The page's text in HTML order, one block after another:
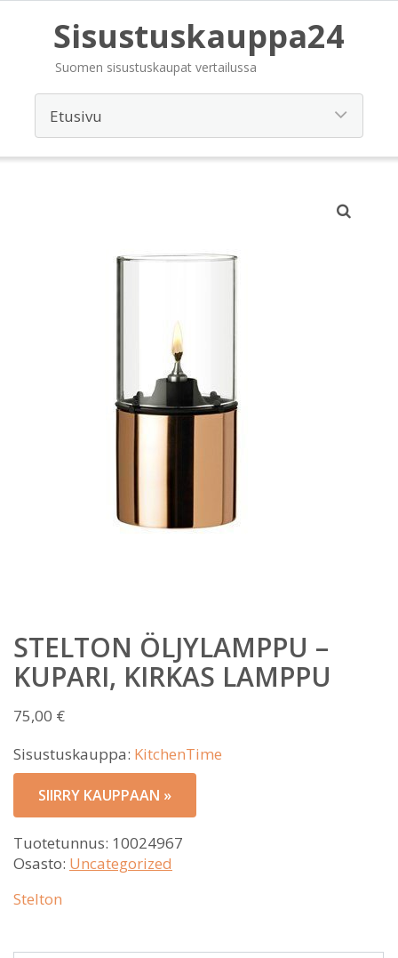
Sisustuskauppa24
Suomen sisustuskaupat vertailussa
STELTON ÖLJYLAMPPU –
KUPARI, KIRKAS LAMPPU
75,00 €
Sisustuskauppa: KitchenTime
SIIRRY KAUPPAAN »
Tuotetunnus: 10024967
Osasto: Uncategorized
Stelton